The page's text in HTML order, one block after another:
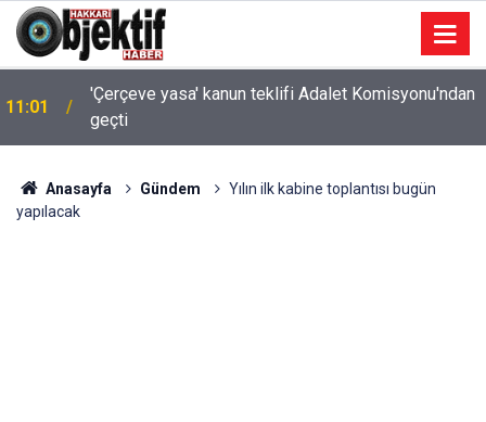
11:01
'Çerçeve yasa' kanun teklifi Adalet Komisyonu'ndan
geçti
Anasayfa Gündem
Yılın ilk kabine toplantısı bugün
yapılacak